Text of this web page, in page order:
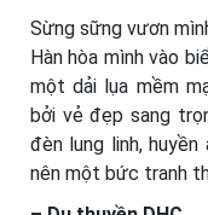
Sừng sững vươn
Hàn hòa mình vào
một dải lụa mềm
bởi vẻ đẹp sang
đèn lung linh,
nên một bức tranh